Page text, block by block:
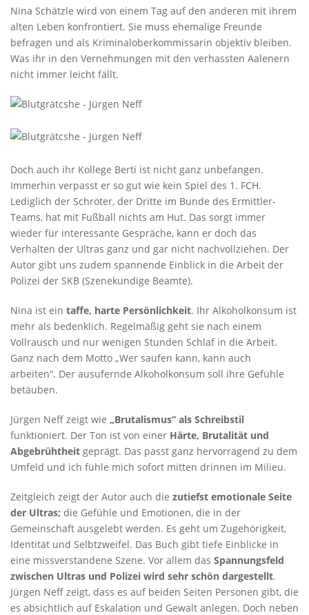
Nina Schätzle wird von einem Tag auf den anderen mit ihrem
alten Leben konfrontiert. Sie muss ehemalige Freunde
befragen und als Kriminaloberkommissarin objektiv bleiben.
Was ihr in den Vernehmungen mit den verhassten Aalenern
nicht immer leicht fällt.
Doch auch ihr Kollege Berti ist nicht ganz unbefangen.
Immerhin verpasst er so gut wie kein Spiel des 1. FCH.
Lediglich der Schröter, der Dritte im Bunde des Ermittler-
Teams, hat mit Fußball nichts am Hut. Das sorgt immer
wieder für interessante Gespräche, kann er doch das
Verhalten der Ultras ganz und gar nicht nachvollziehen. Der
Autor gibt uns zudem spannende Einblick in die Arbeit der
Polizei der SKB (Szenekundige Beamte).
Nina ist ein taffe, harte Persönlichkeit. Ihr Alkoholkonsum ist
mehr als bedenklich. Regelmäßig geht sie nach einem
Vollrausch und nur wenigen Stunden Schlaf in die Arbeit.
Ganz nach dem Motto „Wer saufen kann, kann auch
arbeiten“. Der ausufernde Alkoholkonsum soll ihre Gefühle
betäuben.
Jürgen Neff zeigt wie „Brutalismus“ als Schreibstil
funktioniert. Der Ton ist von einer Härte, Brutalität und
Abgebrühtheit geprägt. Das passt ganz hervorragend zu dem
Umfeld und ich fühle mich sofort mitten drinnen im Milieu.
Zeitgleich zeigt der Autor auch die zutiefst emotionale Seite
der Ultras; die Gefühle und Emotionen, die in der
Gemeinschaft ausgelebt werden. Es geht um Zugehörigkeit,
Identität und Selbtzweifel. Das Buch gibt tiefe Einblicke in
eine missverstandene Szene. Vor allem das Spannungsfeld
zwischen Ultras und Polizei wird sehr schön dargestellt.
Jürgen Neff zeigt, dass es auf beiden Seiten Personen gibt, die
es absichtlich auf Eskalation und Gewalt anlegen. Doch neben